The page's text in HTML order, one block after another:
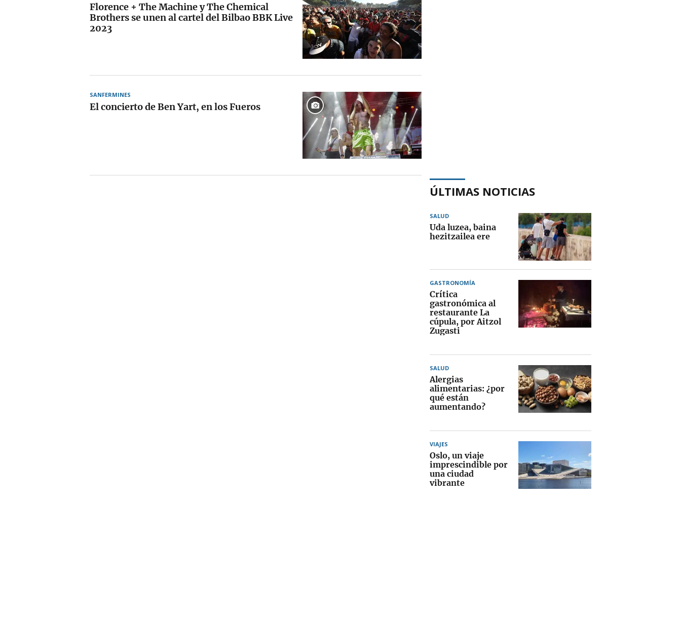
Florence + The Machine y The Chemical
Brothers se unen al cartel del Bilbao BBK Live
2023
SANFERMINES
El concierto de Ben Yart, en los Fueros
ÚLTIMAS NOTICIAS
SALUD
Uda luzea, baina
hezitzailea ere
GASTRONOMÍA
Crítica
gastronómica al
restaurante La
cúpula, por Aitzol
Zugasti
SALUD
Alergias
alimentarias: ¿por
qué están
aumentando?
VIAJES
Oslo, un viaje
imprescindible por
una ciudad
vibrante